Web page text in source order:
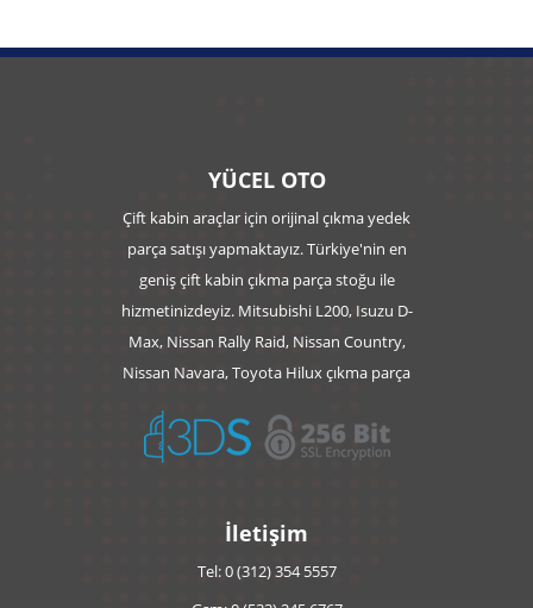
YÜCEL OTO
Çift kabin araçlar için orijinal çıkma yedek
parça satışı yapmaktayız. Türkiye'nin en
geniş çift kabin çıkma parça stoğu ile
hizmetinizdeyiz. Mitsubishi L200, Isuzu D-
Max, Nissan Rally Raid, Nissan Country,
Nissan Navara, Toyota Hilux çıkma parça
İletişim
Tel: 0 (312) 354 5557